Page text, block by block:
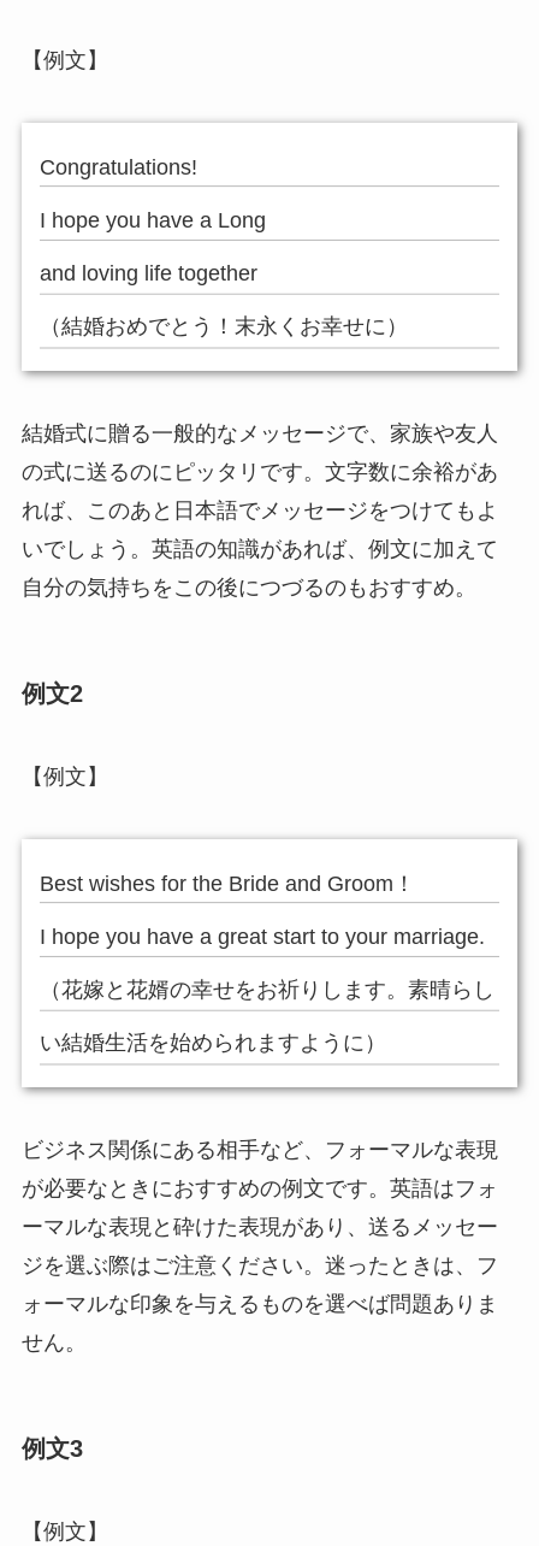
【例文】
Congratulations!
I hope you have a Long
and loving life together
（結婚おめでとう！末永くお幸せに）
結婚式に贈る一般的なメッセージで、家族や友人
の式に送るのにピッタリです。文字数に余裕があ
れば、このあと日本語でメッセージをつけてもよ
いでしょう。英語の知識があれば、例文に加えて
自分の気持ちをこの後につづるのもおすすめ。
例文2
【例文】
Best wishes for the Bride and Groom！
I hope you have a great start to your marriage.
（花嫁と花婿の幸せをお祈りします。素晴らし
い結婚生活を始められますように）
ビジネス関係にある相手など、フォーマルな表現
が必要なときにおすすめの例文です。英語はフォ
ーマルな表現と砕けた表現があり、送るメッセー
ジを選ぶ際はご注意ください。迷ったときは、フ
ォーマルな印象を与えるものを選べば問題ありま
せん。
例文3
【例文】